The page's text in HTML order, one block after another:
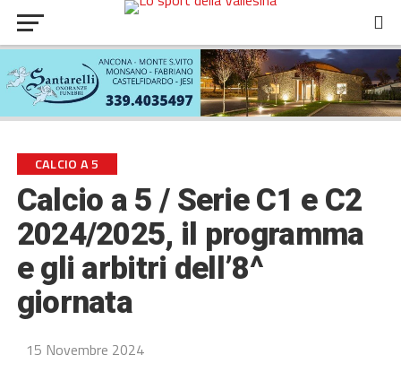
CALCIO A 5
Calcio a 5 / Serie C1 e C2
2024/2025, il programma
e gli arbitri dell’8^
giornata
15 Novembre 2024